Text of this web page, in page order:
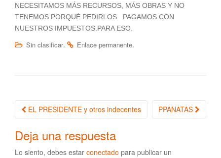
NECESITAMOS MÁS RECURSOS, MÁS OBRAS Y NO
TENEMOS PORQUÉ PEDIRLOS. PAGAMOS CON
NUESTROS IMPUESTOS.PARA ESO.
Sin clasificar. Enlace permanente.
Navegación de la entrada
EL PRESIDENTE y otros indecentes PPANATAS
Deja una respuesta
Lo siento, debes estar conectado para publicar un